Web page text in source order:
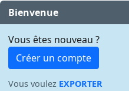
Bienvenue
Vous êtes nouveau ?
Créer un compte
Vous voulez EXPORTER